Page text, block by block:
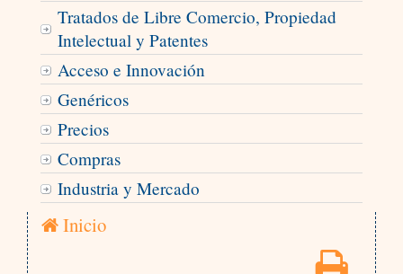
Tratados de Libre Comercio, Propiedad
Intelectual y Patentes
Acceso e Innovación
Genéricos
Precios
Compras
Industria y Mercado
Inicio